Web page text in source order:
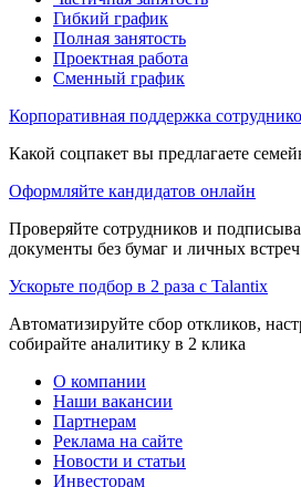
Гибкий график
Полная занятость
Проектная работа
Сменный график
Корпоративная поддержка
Какой соцпакет вы предлагаете
Оформляйте кандидатов онлайн
Проверяйте сотрудников и
документы без бумаг и личных встреч
Ускорьте подбор в 2 раза с Talantix
Автоматизируйте сбор откликов,
собирайте аналитику в 2 клика
О компании
Наши вакансии
Партнерам
Реклама на сайте
Новости и статьи
Инвесторам